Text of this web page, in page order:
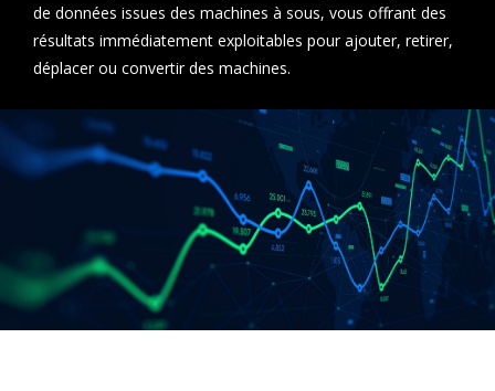
de données issues des machines à sous, vous offrant des
résultats immédiatement exploitables pour ajouter, retirer,
déplacer ou convertir des machines.